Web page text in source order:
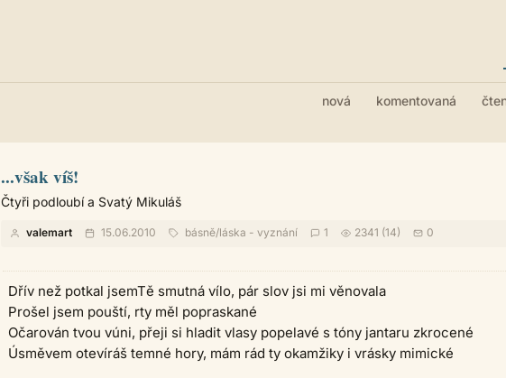
nová komentovaná
...však víš!
Čtyři podloubí a Svatý Mikuláš
valemart 15.06.2010 básně/láska - vyznání 1 2341 (14) 0
Dřív než potkal jsemTě smutná vílo, pár slov jsi mi věnovala
Prošel jsem pouští, rty měl popraskané
Očarován tvou vúni, přeji si hladit vlasy popelavé s tóny jantaru zkrocené
Úsměvem otevíráš temné hory, mám rád ty okamžiky i vrásky mimické